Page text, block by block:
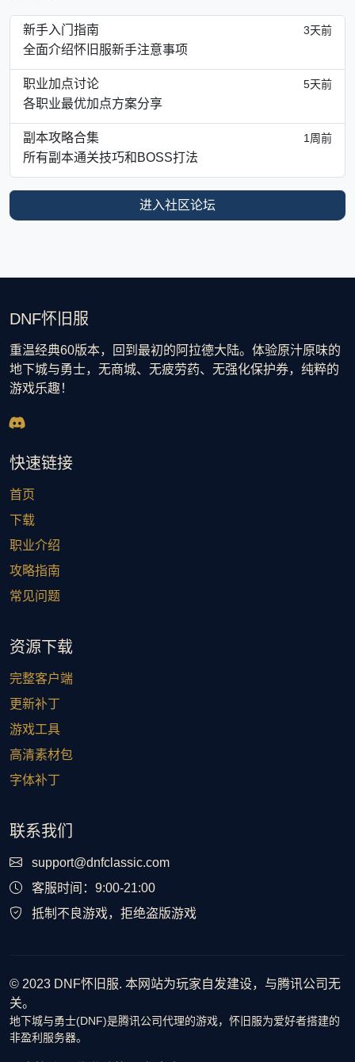
新手入门指南 3天前
全面介绍怀旧服新手注意事项
职业加点讨论 5天前
各职业最优加点方案分享
副本攻略合集 1周前
所有副本通关技巧和BOSS打法
进入社区论坛
DNF怀旧服
重温经典60版本，回到最初的阿拉德大陆。体验原汁原味的
地下城与勇士，无商城、无疲劳药、无强化保护券，纯粹的
游戏乐趣！
快速链接
首页
下载
职业介绍
攻略指南
常见问题
资源下载
完整客户端
更新补丁
游戏工具
高清素材包
字体补丁
联系我们
support@dnfclassic.com
客服时间：9:00-21:00
抵制不良游戏，拒绝盗版游戏
© 2023 DNF怀旧服. 本网站为玩家自发建设，与腾讯公司无
关。
地下城与勇士(DNF)是腾讯公司代理的游戏，怀旧服为爱好者搭建的
非盈利服务器。